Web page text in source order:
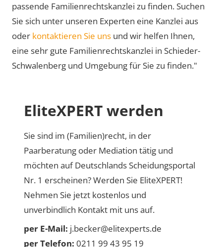
passende Familienrechtskanzlei zu finden. Suchen
Sie sich unter unseren Experten eine Kanzlei aus
oder kontaktieren Sie uns und wir helfen Ihnen,
eine sehr gute Familienrechtskanzlei in Schieder-
Schwalenberg und Umgebung für Sie zu finden."
EliteXPERT werden
Sie sind im (Familien)recht, in der
Paarberatung oder Mediation tätig und
möchten auf Deutschlands Scheidungsportal
Nr. 1 erscheinen? Werden Sie EliteXPERT!
Nehmen Sie jetzt kostenlos und
unverbindlich Kontakt mit uns auf.
per E-Mail: j.becker@elitexperts.de
per Telefon: 0211 99 43 95 19